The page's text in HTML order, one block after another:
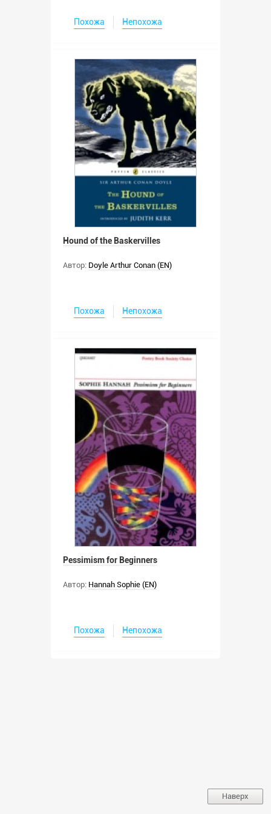
Похожа Непохожа
Hound of the Baskervilles
Автор: Doyle Arthur Conan (EN)
Похожа Непохожа
Pessimism for Beginners
Автор: Hannah Sophie (EN)
Похожа Непохожа
Наверх